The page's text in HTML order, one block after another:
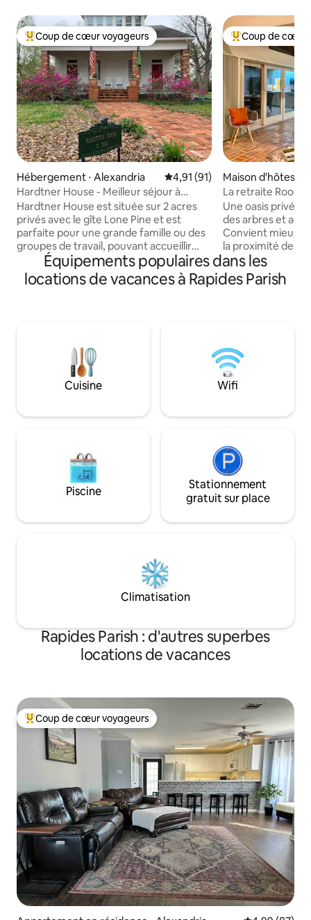
Coups de cœur voyageurs les plus appréciés
Coup de cœur voyageurs
Hébergement ⋅ Alexandria Évaluation moyenne sur la
4,91 (91)
Hardtner House - Meilleur séjour à
Alexandria, La
Hardtner House est située sur 2 acres
privés avec le gîte Lone Pine et est
parfaite pour une grande famille ou des
groupes de travail, pouvant accueillir
6 personnes. Avec 232 m², un grand
porche avant, des fauteuils à bascule et
une balançoire, deux salons, un bureau,
espace avec deux lits Queen Size, une
salle de bain avec douche, un bar à café,
un berceau et une salle de sport/une
véranda. Bien que la maison partage le
peuvent préserver leur intimité. Les
Coups de cœur
Coup de cœur
Maison d'hôtes ⋅
La retraite
Une oasis privée
des arbres et
Convient mieux
la proximité de la
surélevée. Près
Cabrini et des
région. À 3
un salon avec un
lit, une grande
espace de travail
l'impression de
Équipements populaires dans les
locations de vacances à Rapides Parish
Cuisine Wifi
Piscine
Stationnement
gratuit sur place
Climatisation
Rapides Parish : d'autres superbes
locations de vacances
Coups de cœur voyageurs les plus appréciés
Coup de cœur voyageurs